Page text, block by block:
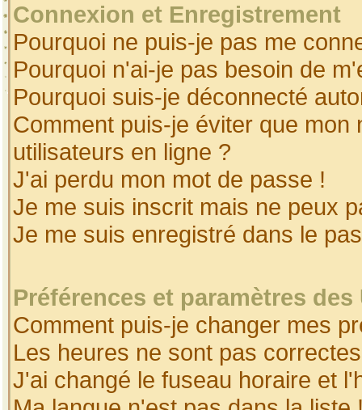
Connexion et Enregistrement
Pourquoi ne puis-je pas me
Pourquoi n'ai-je pas besoin de
Pourquoi suis-je déconnecté
Comment puis-je éviter que
utilisateurs en ligne ?
J'ai perdu mon mot de passe !
Je me suis inscrit mais ne peux
Je me suis enregistré dans le
Préférences et paramètres
Comment puis-je changer mes
Les heures ne sont pas
J'ai changé le fuseau horaire et